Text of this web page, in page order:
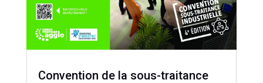
Convention de la sous-traitance